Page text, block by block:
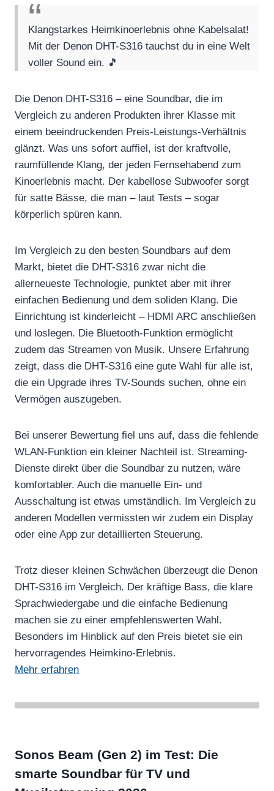
Klangstarkes Heimkinoerlebnis ohne Kabelsalat!
Mit der Denon DHT-S316 tauchst du in eine Welt
voller Sound ein. 🎵
Die Denon DHT-S316 – eine Soundbar, die im
Vergleich zu anderen Produkten ihrer Klasse mit
einem beeindruckenden Preis-Leistungs-Verhältnis
glänzt. Was uns sofort auffiel, ist der kraftvolle,
raumfüllende Klang, der jeden Fernsehabend zum
Kinoerlebnis macht. Der kabellose Subwoofer sorgt
für satte Bässe, die man – laut Tests – sogar
körperlich spüren kann.
Im Vergleich zu den besten Soundbars auf dem
Markt, bietet die DHT-S316 zwar nicht die
allerneueste Technologie, punktet aber mit ihrer
einfachen Bedienung und dem soliden Klang. Die
Einrichtung ist kinderleicht – HDMI ARC anschließen
und loslegen. Die Bluetooth-Funktion ermöglicht
zudem das Streamen von Musik. Unsere Erfahrung
zeigt, dass die DHT-S316 eine gute Wahl für alle ist,
die ein Upgrade ihres TV-Sounds suchen, ohne ein
Vermögen auszugeben.
Bei unserer Bewertung fiel uns auf, dass die fehlende
WLAN-Funktion ein kleiner Nachteil ist. Streaming-
Dienste direkt über die Soundbar zu nutzen, wäre
komfortabler. Auch die manuelle Ein- und
Ausschaltung ist etwas umständlich. Im Vergleich zu
anderen Modellen vermissten wir zudem ein Display
oder eine App zur detaillierten Steuerung.
Trotz dieser kleinen Schwächen überzeugt die Denon
DHT-S316 im Vergleich. Der kräftige Bass, die klare
Sprachwiedergabe und die einfache Bedienung
machen sie zu einer empfehlenswerten Wahl.
Besonders im Hinblick auf den Preis bietet sie ein
hervorragendes Heimkino-Erlebnis.
Mehr erfahren
Sonos Beam (Gen 2) im Test: Die
smarte Soundbar für TV und